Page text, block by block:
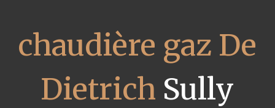
chaudière gaz De
Dietrich Sully